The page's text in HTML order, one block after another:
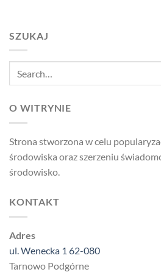
SZUKAJ
O WITRYNIE
Strona stworzona w celu
środowiska oraz szerzeniu
środowisko.
KONTAKT
Adres
ul. Wenecka 1 62-080
Tarnowo Podgórne